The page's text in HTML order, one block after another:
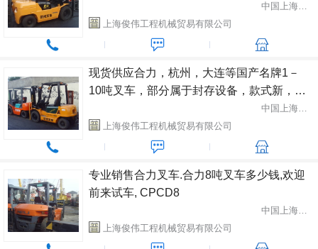
中国上海市闵行区
上海俊伟工程机械贸易有限公司
现货供应合力，杭州，大连等国产名牌1－
10吨叉车，部分属于封存设备，款式新，成
色好，原装漆，欲购从速 1-10吨各种品牌 中国上海市闵行区
上海俊伟工程机械贸易有限公司
专业销售合力叉车.合力8吨叉车多少钱,欢迎
前来试车, CPCD8
中国上海市闵行区
上海俊伟工程机械贸易有限公司